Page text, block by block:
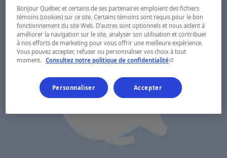
Bonjour Québec et certains de ses partenaires emploient des fichiers
témoins (cookies) sur ce site. Certains témoins sont requis pour le bon
fonctionnement du site Web. D’autres sont optionnels et nous aident à
améliorer la navigation sur le site, analyser son utilisation et contribuer
à nos efforts de marketing pour vous offrir une meilleure expérience.
Vous pouvez accepter, refuser ou personnaliser vos choix à tout
moment. Consultez notre politique de confidentialité- Cet hyperlien
Personnaliser Accepter